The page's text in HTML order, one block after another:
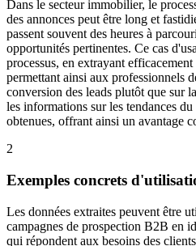
Dans le secteur immobilier, le
des annonces peut être long et
passent souvent des heures à
opportunités pertinentes. Ce cas
processus, en extrayant
permettant ainsi aux professionnels
conversion des leads plutôt que sur
les informations sur les tendances
obtenues, offrant ainsi un avantage
2
Exemples concrets
Les données extraites peuvent être
campagnes de prospection B2B en
qui répondent aux besoins des